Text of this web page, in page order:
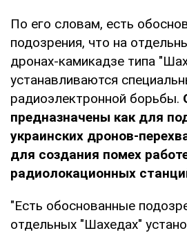
По его словам, есть
подозрения, что на
дронах-камикадзе типа
устанавливаются
радиоэлектронной борьбы.
предназначены как для
украинских дронов-
для создания помех
радиолокационных
"Есть обоснованные
отдельных "Шахедах"